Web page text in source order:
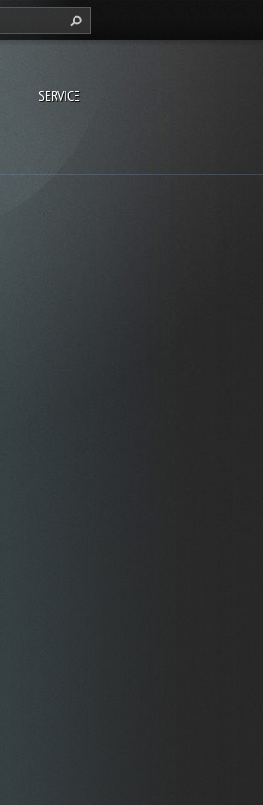
SERVICE